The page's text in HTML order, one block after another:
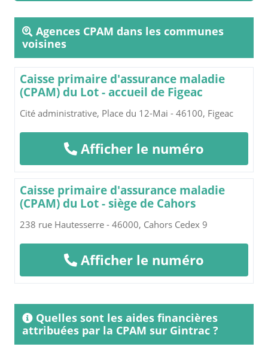
Agences CPAM dans les communes
voisines
Caisse primaire d'assurance maladie
(CPAM) du Lot - accueil de Figeac
Cité administrative, Place du 12-Mai - 46100, Figeac
Afficher le numéro
Caisse primaire d'assurance maladie
(CPAM) du Lot - siège de Cahors
238 rue Hautesserre - 46000, Cahors Cedex 9
Afficher le numéro
Quelles sont les aides financières
attribuées par la CPAM sur Gintrac ?